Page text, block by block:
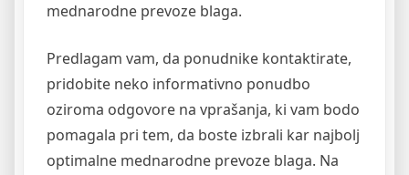
mednarodne prevoze blaga.
Predlagam vam, da ponudnike kontaktirate,
pridobite neko informativno ponudbo
oziroma odgovore na vprašanja, ki vam bodo
pomagala pri tem, da boste izbrali kar najbolj
optimalne mednarodne prevoze blaga. Na